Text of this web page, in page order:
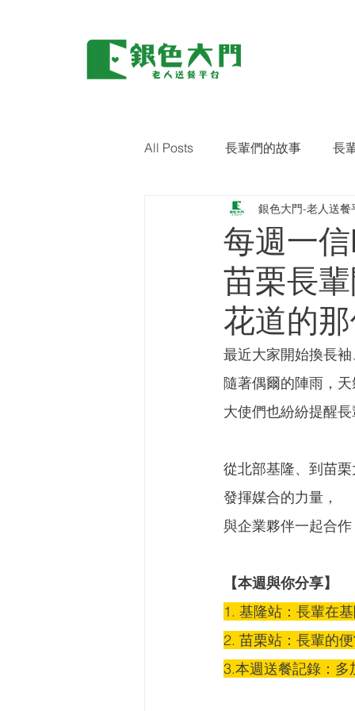
All Posts 長輩們的故事 長
環保｜零廢棄 藝術關懷
每週一
苗栗長
花道的
銀色大門-老人送餐
最近大家開始換長
隨著偶爾的陣雨，
大使們也紛紛提醒
從北部基隆、到苗
發揮媒合的力量，
與企業夥伴一起合
【本週與你分享】
1. 基隆站：長輩在
2. 苗栗站：長輩的
3.本週送餐記錄：